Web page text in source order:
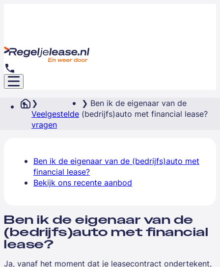
Veelgestelde
vragen
Ben ik de eigenaar van de
(bedrijfs)auto met financial lease?
Ben ik de eigenaar van de (bedrijfs)auto met
financial lease?
Bekijk ons recente aanbod
Ben ik de eigenaar van de
(bedrijfs)auto met financial
lease?
Ja, vanaf het moment dat je leasecontract ondertekent,